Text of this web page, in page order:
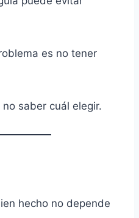
es no tener
saber cuál elegir.
hecho no depende